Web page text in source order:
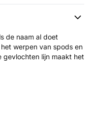
de naam al doet
werpen van spods en
gevlochten lijn maakt het